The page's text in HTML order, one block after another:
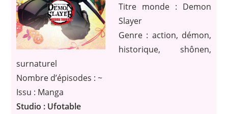
Titre monde : Demon
Slayer
Genre : action, démon,
historique, shônen,
surnaturel
Nombre d’épisodes : ~
Issu : Manga
Studio : Ufotable